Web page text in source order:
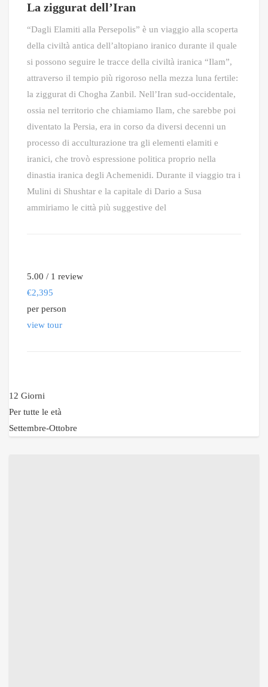
La ziggurat dell’Iran
“Dagli Elamiti alla Persepolis” è un viaggio alla scoperta
della civiltà antica dell’altopiano iranico durante il quale
si possono seguire le tracce della civiltà iranica “Ilam”,
attraverso il tempio più rigoroso nella mezza luna fertile:
la ziggurat di Chogha Zanbil. Nell’Iran sud-occidentale,
ossia nel territorio che chiamiamo Ilam, che sarebbe poi
diventato la Persia, era in corso da diversi decenni un
processo di acculturazione tra gli elementi elamiti e
iranici, che trovò espressione politica proprio nella
dinastia iranica degli Achemenidi. Durante il viaggio tra i
Mulini di Shushtar e la capitale di Dario a Susa
ammiriamo le città più suggestive del
5.00 / 1 review
€2,395
per person
view tour
12 Giorni
Per tutte le età
Settembre-Ottobre